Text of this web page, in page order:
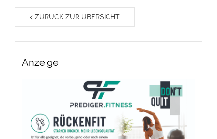
< ZURÜCK ZUR ÜBERSICHT
Anzeige